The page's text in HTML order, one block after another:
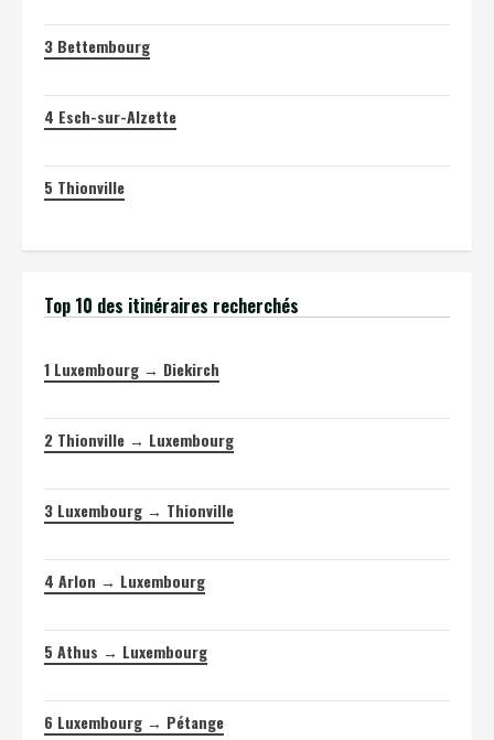
3 Bettembourg
4 Esch-sur-Alzette
5 Thionville
Top 10 des itinéraires recherchés
1 Luxembourg → Diekirch
2 Thionville → Luxembourg
3 Luxembourg → Thionville
4 Arlon → Luxembourg
5 Athus → Luxembourg
6 Luxembourg → Pétange